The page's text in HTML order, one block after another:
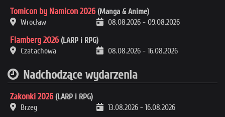
Tomicon by Namicon 2026 (Manga & Anime)
Wrocław
08.08.2026 - 09.08.2026
Flamberg 2026 (LARP i RPG)
Czatachowa
08.08.2026 - 16.08.2026
Nadchodzące wydarzenia
Zakonki 2026 (LARP i RPG)
Brzeg
13.08.2026 - 16.08.2026